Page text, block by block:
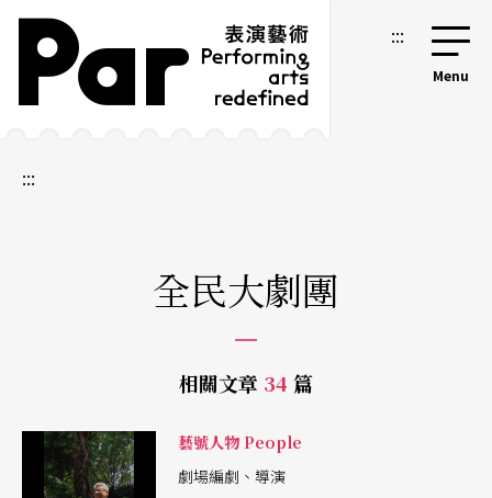
跳到主要內容區塊
網站導覽 :::
:::
全民大劇團
相關文章 34 篇
藝號人物 People
劇場編劇、導演